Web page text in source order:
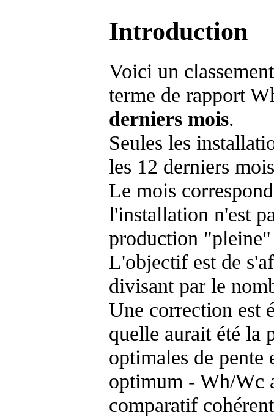
Introduction
Voici un
terme de rapport
derniers mois.
Seules les
les 12 derniers
Le mois
l'installation n'est
production "pleine"
L'objectif est de
divisant par le
Une correction est
quelle aurait été la
optimales de
optimum - Wh/Wc
comparatif